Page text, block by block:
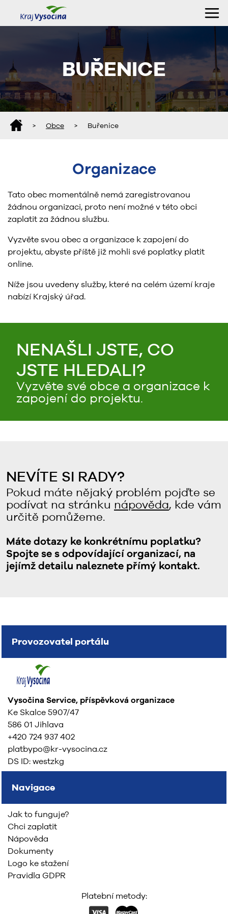
BUŘENICE
> Obce > Buřenice
Organizace
Tato obec momentálně nemá zaregistrovanou
žádnou organizaci, proto není možné v této obci
zaplatit za žádnou službu.
Vyzvěte svou obec a organizace k zapojení do
projektu, abyste příště již mohli své poplatky platit
online.
Níže jsou uvedeny služby, které na celém území kraje
nabízí Krajský úřad.
NENAŠLI JSTE, CO
JSTE HLEDALI?
Vyzvěte své obce a organizace k
zapojení do projektu.
NEVÍTE SI RADY?
Pokud máte nějaký problém pojďte se
podívat na stránku nápověda, kde vám
určitě pomůžeme.
Máte dotazy ke konkrétnímu poplatku?
Spojte se s odpovídající organizací, na
jejímž detailu naleznete přímý kontakt.
Provozovatel portálu
Vysočina Service, příspěvková organizace
Ke Skalce 5907/47
586 01 Jihlava
+420 724 937 402
platbypo@kr-vysocina.cz
DS ID: westzkg
Navigace
Jak to funguje?
Chci zaplatit
Nápověda
Dokumenty
Logo ke stažení
Pravidla GDPR
Platební metody: